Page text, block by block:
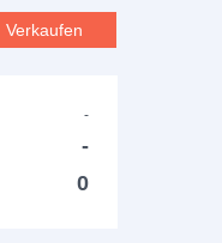
Verkaufen
-
-
0